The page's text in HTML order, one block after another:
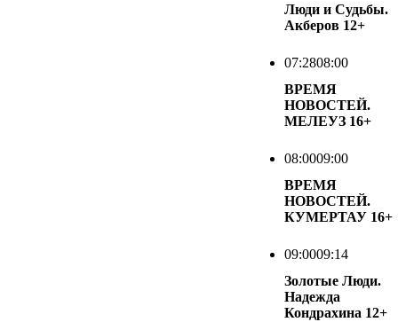
Люди и Судьбы.
Акберов 12+
07:2808:00
ВРЕМЯ
НОВОСТЕЙ.
МЕЛЕУЗ 16+
08:0009:00
ВРЕМЯ
НОВОСТЕЙ.
КУМЕРТАУ 16+
09:0009:14
Золотые Люди.
Надежда
Кондрахина 12+